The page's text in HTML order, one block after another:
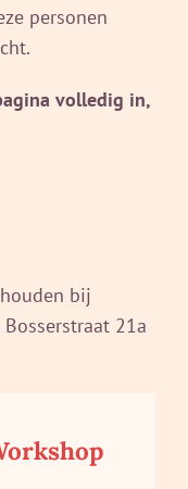
personen
volledig in,
bij
21a